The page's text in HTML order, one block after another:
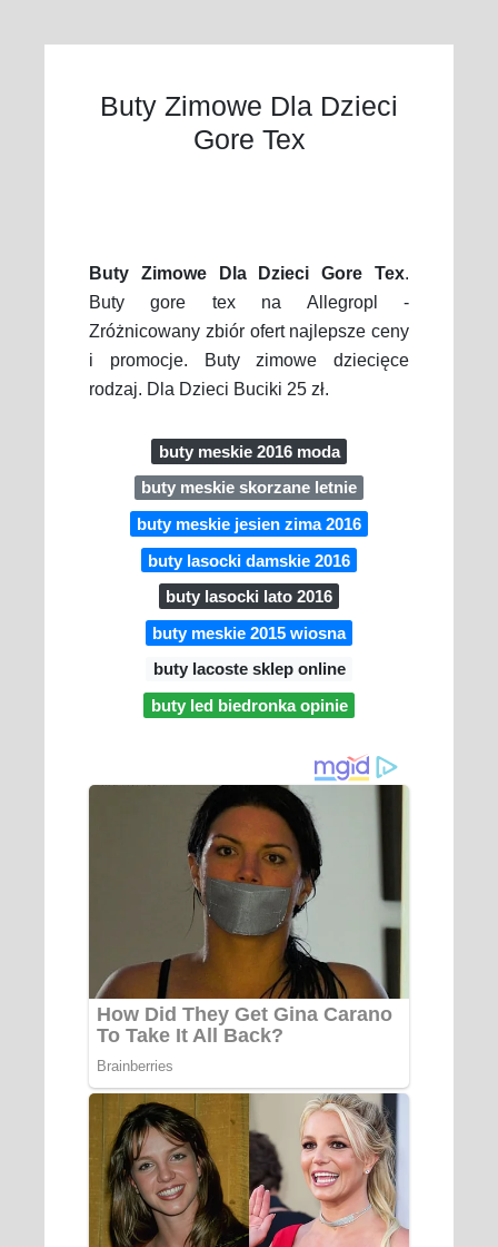
Buty Zimowe Dla Dzieci
Gore Tex
Buty Zimowe Dla Dzieci Gore Tex.
Buty gore tex na Allegropl -
Zróżnicowany zbiór ofert najlepsze ceny
i promocje. Buty zimowe dziecięce
rodzaj. Dla Dzieci Buciki 25 zł.
buty meskie 2016 moda
buty meskie skorzane letnie
buty meskie jesien zima 2016
buty lasocki damskie 2016
buty lasocki lato 2016
buty meskie 2015 wiosna
buty lacoste sklep online
buty led biedronka opinie